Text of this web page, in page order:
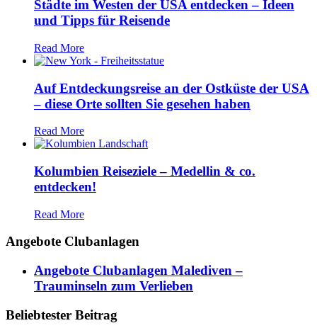
Städte im Westen der USA entdecken – Ideen
und Tipps für Reisende
Read More
Auf Entdeckungsreise an der Ostküste der USA
– diese Orte sollten Sie gesehen haben
Read More
Kolumbien Reiseziele – Medellin & co.
entdecken!
Read More
Angebote Clubanlagen
Angebote Clubanlagen Malediven –
Trauminseln zum Verlieben
Beliebtester Beitrag